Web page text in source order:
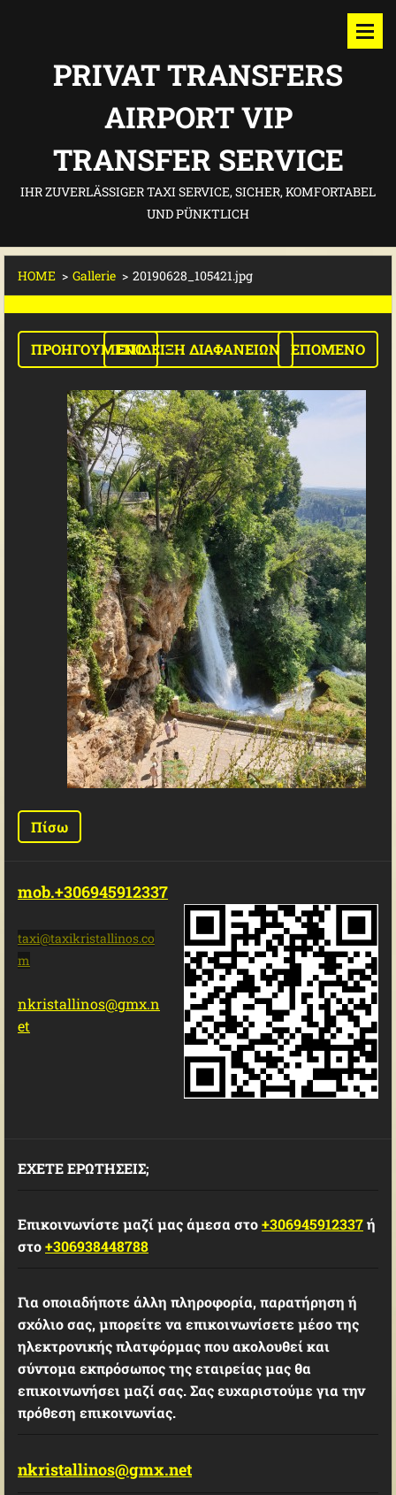
PRIVAT TRANSFERS
AIRPORT VIP
TRANSFER SERVICE
IHR ZUVERLÄSSIGER TAXI SERVICE, SICHER, KOMFORTABEL
UND PÜNKTLICH
HOME > Gallerie > 20190628_105421.jpg
ΠΡΟΗΓΟΎΜΕΝΟΕΠΊΔΕΙΞΗ ΔΙΑΦΑΝΕΙΏΝ ΕΠΌΜΕΝΟ
Πίσω
mob.+306945912337
taxi@taxikristallinos.co
m
nkristallinos@gmx.n
et
ΕΧΕΤΕ ΕΡΩΤΗΣΕΙΣ;
Επικοινωνίστε μαζί μας άμεσα στο+306945912337ή
στο+306938448788
Για οποιαδήποτε άλλη πληροφορία, παρατήρηση ή
σχόλιο σας, μπορείτε να επικοινωνίσετε μέσο της
ηλεκτρονικής πλατφόρμας που ακολουθεί και
σύντομα εκπρόσωπος της εταιρείας μας θα
επικοινωνήσει μαζί σας. Σας ευχαριστούμε για την
πρόθεση επικοινωνίας.
nkristallinos@gmx.net